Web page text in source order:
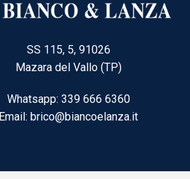
SS 115, 5, 91026
Mazara del Vallo (TP)
Whatsapp: 339 666 6360
Email: brico@biancoelanza.it